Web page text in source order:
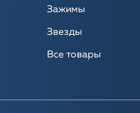
Зажимы
Звезды
Все товары